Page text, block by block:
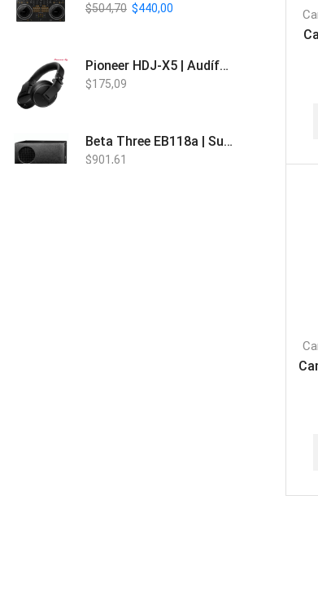
$504,70 $440,00
Pioneer HDJ-X5 | Audífonos para DJ
$175,09
Beta Three EB118a | Sub Bajo Activo
$901,61